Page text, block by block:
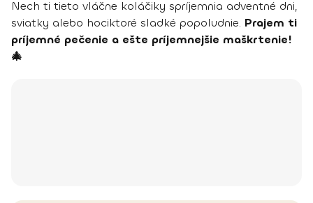
Nech ti tieto vláčne koláčiky spríjemnia adventné dni,
sviatky alebo hociktoré sladké popoludnie. Prajem ti
príjemné pečenie a ešte príjemnejšie maškrtenie!
🎄